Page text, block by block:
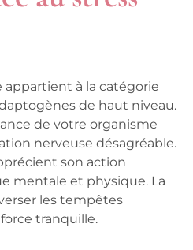
à la catégorie
de haut niveau.
de votre organisme
nerveuse désagréable.
son action
mentale et physique. La
les tempêtes
tranquille.